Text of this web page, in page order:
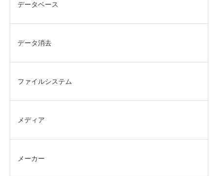
データベース
データ消去
ファイルシステム
メディア
メーカー